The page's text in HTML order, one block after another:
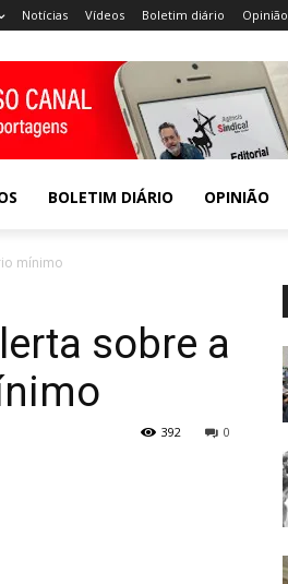
Notícias Vídeos Boletim diário Opinião
BOLETIM DIÁRIO OPINIÃO
mínimo
sobre a
0
392